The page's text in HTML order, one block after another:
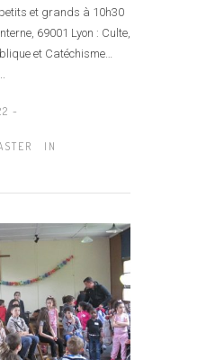
et grands à 10h30
69001 Lyon : Culte,
et Catéchisme…
-
IN